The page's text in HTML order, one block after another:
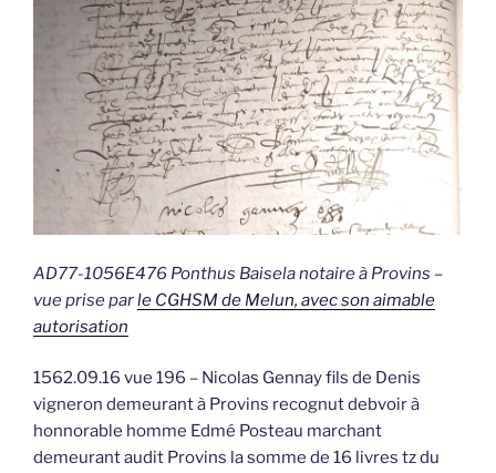
AD77-1056E476 Ponthus Baisela notaire à Provins –
vue prise parle CGHSM de Melun, avec son aimable
autorisation
1562.09.16 vue 196 – Nicolas Gennay fils de Denis
vigneron demeurant à Provins recognut debvoir à
honnorable homme Edmé Posteau marchant
demeurant audit Provins la somme de 16 livres tz du